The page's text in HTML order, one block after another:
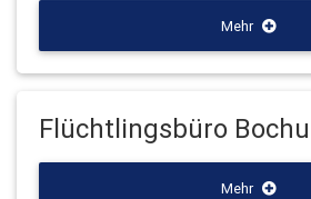
Mehr
Flüchtlingsbüro
Mehr